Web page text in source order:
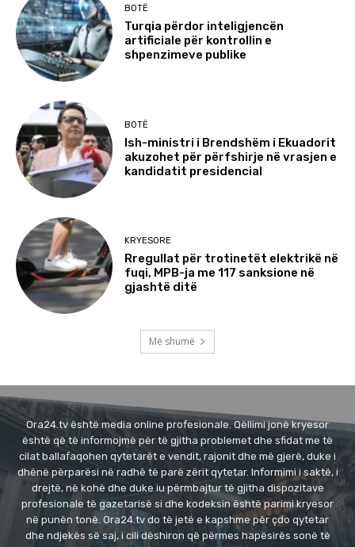
BOTË
Turqia përdor inteligjencën
artificiale për kontrollin e
shpenzimeve publike
BOTË
Ish-ministri i Brendshëm i Ekuadorit
akuzohet për përfshirje në vrasjen e
kandidatit presidencial
KRYESORE
Rregullat për trotinetët elektrikë në
fuqi, MPB-ja me 117 sanksione në
gjashtë ditë
Më shumë
Ora24.tv është media online profesionale. Qëllimi jonë kryesor
është që të informojmë për të gjitha problemet dhe sfidat me të
cilat ballafaqohen qytetarët e vendit, rajonit dhe më gjerë, duke i
dhënë përparësi në radhë të parë zërit qytetar. Informimi i saktë, i
drejtë, në kohë dhe duke iu përmbajtur të gjitha dispozitave
profesionale të gazetarisë si dhe kodeksin është parimi kryesor
në punën tonë. Ora24.tv do të jetë e kapshme për çdo qytetar
dhe ndjekës së saj, i cili dëshiron që përmes hapësirës sonë të